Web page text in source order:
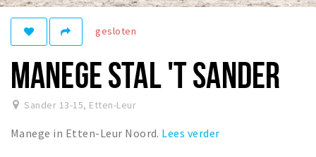
Winkels
Winkelgebieden
Bezienswaardigheden
Musea, theaters & podia
Uitjes & activiteiten
gesloten
MANEGE STAL 'T SANDER
Sander 13-15, Etten-Leur
Manege in Etten-Leur Noord. Lees verder